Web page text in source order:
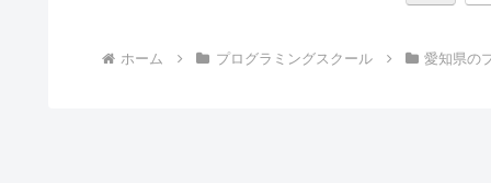
ホーム プログラミングスクール 愛知県の